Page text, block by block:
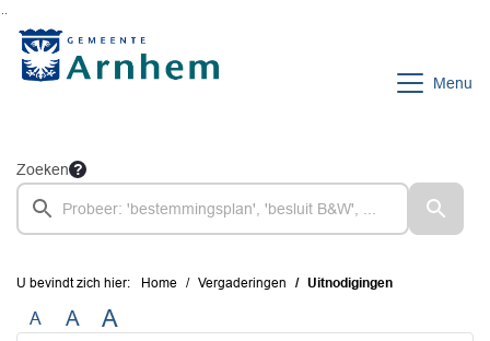
Menu
Zoeken
U bevindt zich hier: Home Vergaderingen Uitnodigingen
A A A